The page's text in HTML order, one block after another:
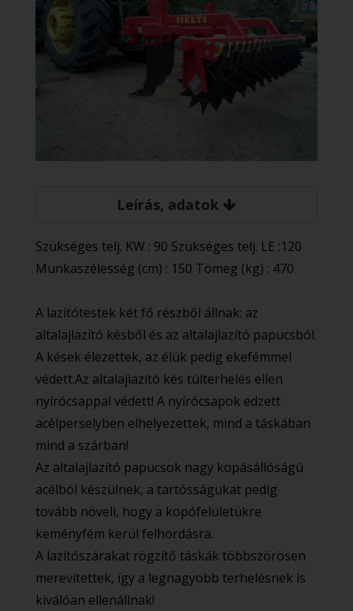
Leírás, adatok
Szükséges telj. KW : 90 Szükséges telj. LE :120
Munkaszélesség (cm) : 150 Tömeg (kg) : 470
A lazítótestek két fő részből állnak: az
altalajlazító késből és az altalajlazító papucsból.
A kések élezettek, az élük pedig ekefémmel
védett.Az altalajlazító kés túlterhelés ellen
nyírócsappal védett! A nyírócsapok edzett
acélperselyben elhelyezettek, mind a táskában
mind a szárban!
Az altalajlazító papucsok nagy kopásállóságú
acélból készülnek, a tartósságukat pedig
tovább növeli, hogy a kopófelületükre
keményfém kerül felhordásra.
A lazítószárakat rögzítő táskák többszörösen
merevítettek, így a legnagyobb terhelésnek is
kiválóan ellenállnak!